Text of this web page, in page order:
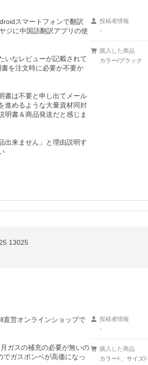
スマートフォンで翻訳
ジに中国語翻訳アプリの使
いなレビューが記載されて
を注文時に必要か不要か
書は不要と申し出てメール
進めるような大量資材同封
明書＆商品発送だと感じま
出来ません」と理由説明す
投稿者情報
-
購入した商品
カラー/ブラック
13025
直営オンラインショップで
ガスの補充の必要が無いの
ガスボンベが高価になっ
投稿者情報
-
購入した商品
カラー/-、サイズ/-